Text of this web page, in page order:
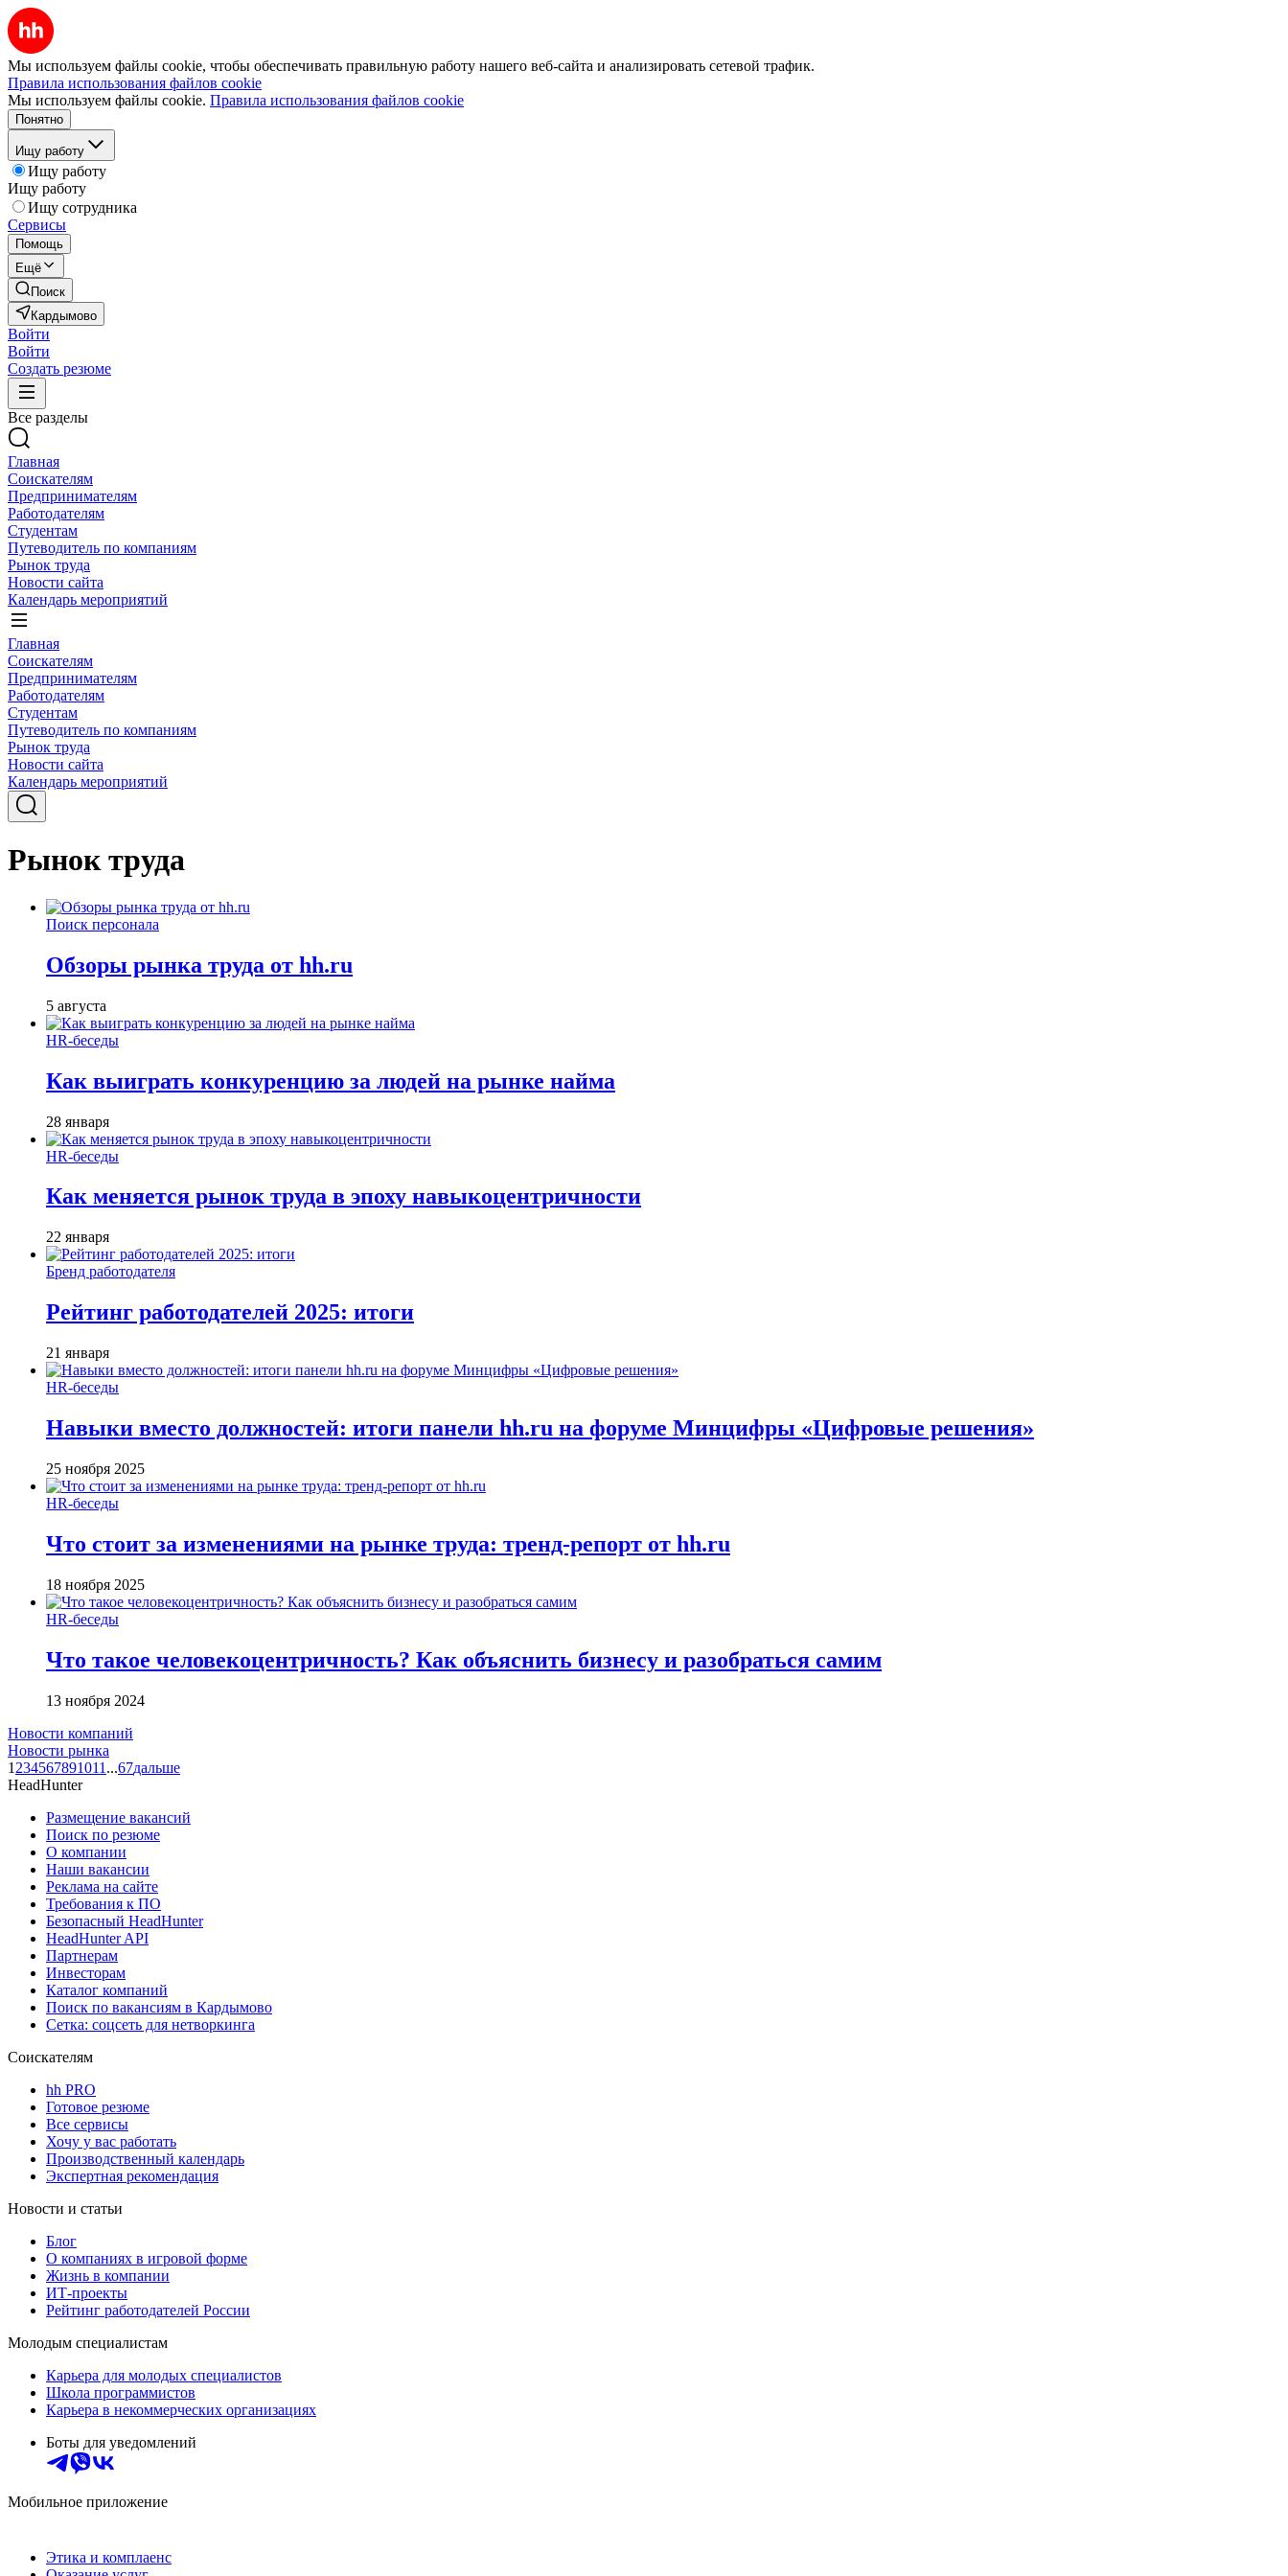
Мы используем файлы cookie, чтобы обеспечивать правильную работу нашего веб-сайта и анализировать сетевой трафик.
Правила использования файлов cookie
Мы используем файлы cookie. Правила использования файлов cookie
Понятно
Ищу работу
Ищу работу
Ищу работу
Ищу сотрудника
Сервисы
Помощь
Ещё
Поиск
Кардымово
Войти
Войти
Создать резюме
Все разделы
Главная
Соискателям
Предпринимателям
Работодателям
Студентам
Путеводитель по компаниям
Рынок труда
Новости сайта
Календарь мероприятий
Главная
Соискателям
Предпринимателям
Работодателям
Студентам
Путеводитель по компаниям
Рынок труда
Новости сайта
Календарь мероприятий
Рынок труда
Поиск персонала
Обзоры рынка труда от hh.ru
5 августа
HR-беседы
Как выиграть конкуренцию за людей на рынке найма
28 января
HR-беседы
Как меняется рынок труда в эпоху навыкоцентричности
22 января
Бренд работодателя
Рейтинг работодателей 2025: итоги
21 января
HR-беседы
Навыки вместо должностей: итоги панели hh.ru на форуме Минцифры «Цифровые решения»
25 ноября 2025
HR-беседы
Что стоит за изменениями на рынке труда: тренд-репорт от hh.ru
18 ноября 2025
HR-беседы
Что такое человеко­центричность? Как объяснить бизнесу и разобраться самим
13 ноября 2024
Новости компаний
Новости рынка
1 234567891011 ...67дальше
HeadHunter
Размещение вакансий
Поиск по резюме
О компании
Наши вакансии
Реклама на сайте
Требования к ПО
Безопасный HeadHunter
HeadHunter API
Партнерам
Инвесторам
Каталог компаний
Поиск по вакансиям в Кардымово
Сетка: соцсеть для нетворкинга
Соискателям
hh PRO
Готовое резюме
Все сервисы
Хочу у вас работать
Производственный календарь
Экспертная рекомендация
Новости и статьи
Блог
О компаниях в игровой форме
Жизнь в компании
ИТ-проекты
Рейтинг работодателей России
Молодым специалистам
Карьера для молодых специалистов
Школа программистов
Карьера в некоммерческих организациях
Боты для уведомлений
Мобильное приложение
Этика и комплаенс